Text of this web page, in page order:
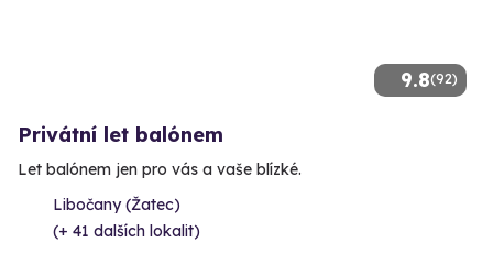
9.8(92)
Privátní let balónem
Let balónem jen pro vás a vaše blízké.
Libočany (Žatec)
(+ 41 dalších lokalit)